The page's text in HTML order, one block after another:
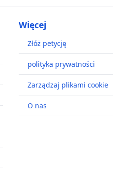
Więcej
Złóż petycję
polityka prywatności
Zarządzaj plikami cookie
O nas